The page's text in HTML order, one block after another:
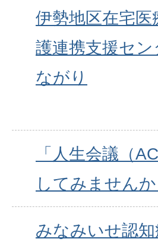
伊勢地区在宅医
護連携支援セン
ながり
「人生会議（
してみませんか
みなみいせ認知